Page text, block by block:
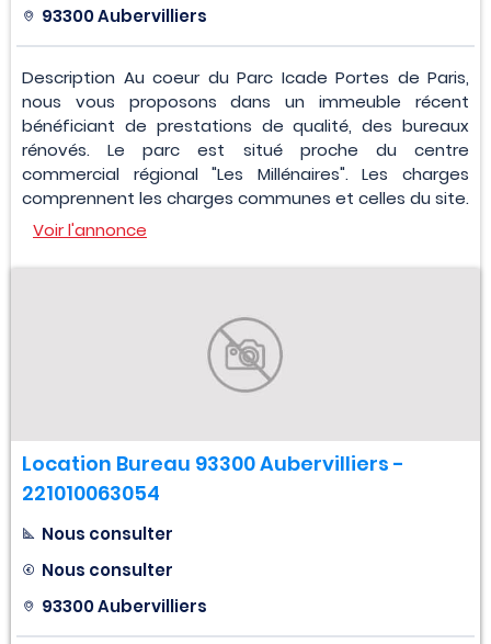
93300 Aubervilliers
Description Au coeur du Parc Icade Portes de Paris,
nous vous proposons dans un immeuble récent
bénéficiant de prestations de qualité, des bureaux
rénovés. Le parc est situé proche du centre
commercial régional "Les Millénaires". Les charges
comprennent les charges communes et celles du site.
Voir l'annonce
Location Bureau 93300 Aubervilliers -
221010063054
Nous consulter
Nous consulter
93300 Aubervilliers